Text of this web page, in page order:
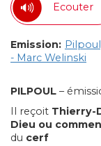
Ecouter
Emission:
- Marc Welinski
PILPOUL –
Il reçoit Thierry-
Dieu ou
du cerf